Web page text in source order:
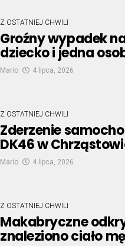
Z OSTATNIEJ CHWILI
Groźny wypadek
dziecko i jedna
Mario 4 lipca, 2026
Z OSTATNIEJ CHWILI
Zderzenie
DK46 w
Mario 4 lipca, 2026
Z OSTATNIEJ CHWILI
Makabryczne
znaleziono ciało